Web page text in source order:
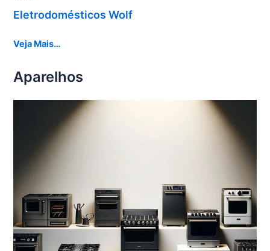
Eletrodomésticos Wolf
Veja Mais…
Aparelhos